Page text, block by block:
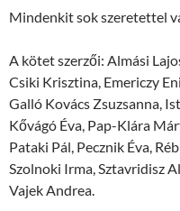
Mindenkit sok szeretettel
A kötet szerzői: Almási
Csiki Krisztina, Emericzy
Galló Kovács Zsuzsanna,
Kővágó Éva, Pap-Klára
Pataki Pál, Pecznik Éva,
Szolnoki Irma, Sztavridisz
Vajek Andrea.